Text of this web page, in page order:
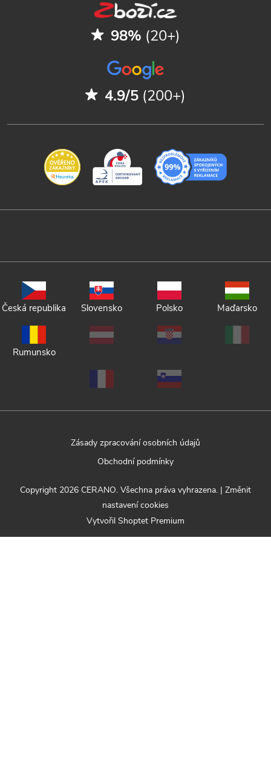
98% (20+)
4.9/5 (200+)
Česká republika Slovensko Polsko Maďarsko
Rumunsko
Zásady zpracování osobních údajů
Obchodní podmínky
Vytvořil Shoptet Premium
Copyright 2026 CERANO. Všechna práva vyhrazena. | Změnit
nastavení cookies